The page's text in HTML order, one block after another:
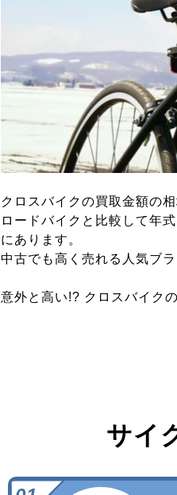
クロスバイクの買取金額の
ロードバイクと比較して年
にあります。
中古でも高く売れる人気ブ
意外と高い!? クロスバイク
サイ